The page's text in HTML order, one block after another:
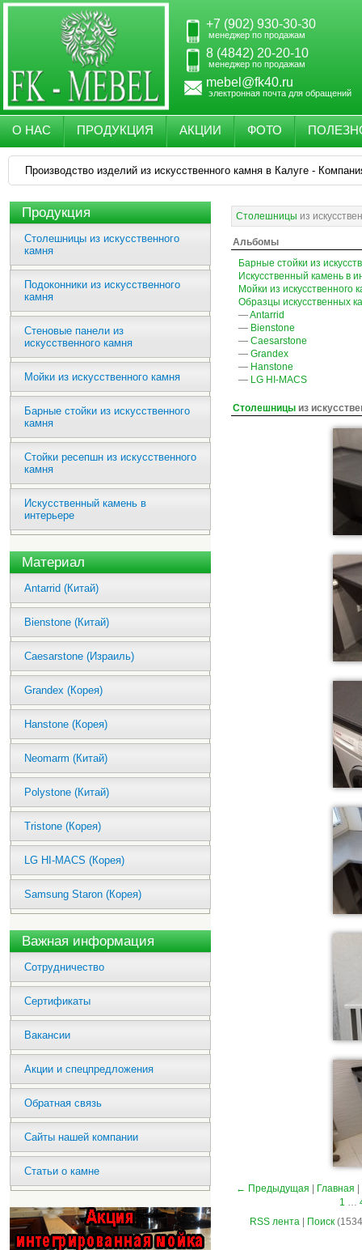
+7 (902) 930-30-30
менеджер по продажам
8 (4842) 20-20-10
менеджер по продажам
mebel@fk40.ru
электронная почта для обращений
О НАС ПРОДУКЦИЯ АКЦИИ ФОТО
Производство изделий из искусственного камня в Калуге -
Продукция
Столешницы из искусственного
камня
Подоконники из искусственного
камня
Стеновые панели из
искусственного камня
Мойки из искусственного камня
Барные стойки из искусственного
камня
Стойки ресепшн из искусственного
камня
Искусственный камень в
интерьере
Материал
Antarrid (Китай)
Bienstone (Китай)
Caesarstone (Израиль)
Grandex (Корея)
Hanstone (Корея)
Neomarm (Китай)
Polystone (Китай)
Tristone (Корея)
LG HI-MACS (Корея)
Samsung Staron (Корея)
Важная информация
Сотрудничество
Сертификаты
Вакансии
Акции и спецпредложения
Обратная связь
Сайты нашей компании
Статьи о камне
Столешницы из
Альбомы
Барные стойки из
Искусственный камень в
Мойки из искусственного
Образцы искусственных
—Antarrid
— Bienstone
— Caesarstone
— Grandex
— Hanstone
— LG HI-MACS
Столешницы из
← Предыдущая Главная
1 …
RSS лента| Поиск